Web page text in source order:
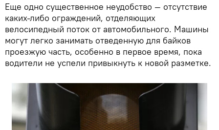
Еще одно существенное неудобство — отсутствие
каких-либо ограждений, отделяющих
велосипедный поток от автомобильного. Машины
могут легко занимать отведенную для байков
проезжую часть, особенно в первое время, пока
водители не успели привыкнуть к новой разметке.